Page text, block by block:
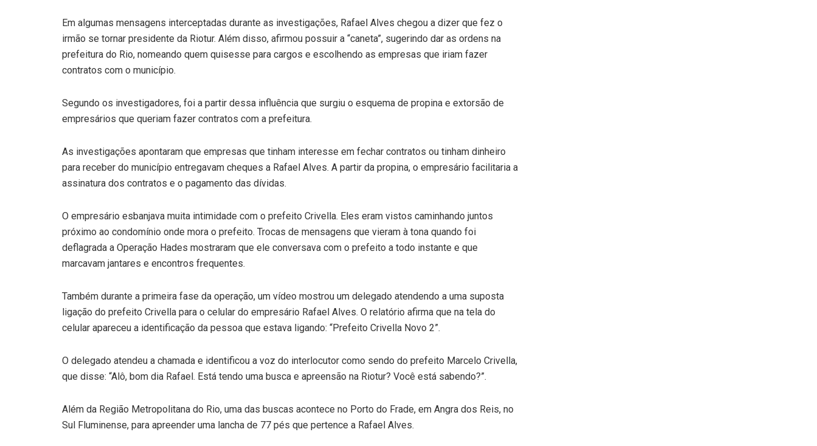
Em algumas mensagens interceptadas durante as investigações, Rafael Alves chegou a dizer que fez o
irmão se tornar presidente da Riotur. Além disso, afirmou possuir a “caneta”, sugerindo dar as ordens na
prefeitura do Rio, nomeando quem quisesse para cargos e escolhendo as empresas que iriam fazer
contratos com o município.
Segundo os investigadores, foi a partir dessa influência que surgiu o esquema de propina e extorsão de
empresários que queriam fazer contratos com a prefeitura.
As investigações apontaram que empresas que tinham interesse em fechar contratos ou tinham dinheiro
para receber do município entregavam cheques a Rafael Alves. A partir da propina, o empresário facilitaria a
assinatura dos contratos e o pagamento das dívidas.
O empresário esbanjava muita intimidade com o prefeito Crivella. Eles eram vistos caminhando juntos
próximo ao condomínio onde mora o prefeito. Trocas de mensagens que vieram à tona quando foi
deflagrada a Operação Hades mostraram que ele conversava com o prefeito a todo instante e que
marcavam jantares e encontros frequentes.
Também durante a primeira fase da operação, um vídeo mostrou um delegado atendendo a uma suposta
ligação do prefeito Crivella para o celular do empresário Rafael Alves. O relatório afirma que na tela do
celular apareceu a identificação da pessoa que estava ligando: “Prefeito Crivella Novo 2”.
O delegado atendeu a chamada e identificou a voz do interlocutor como sendo do prefeito Marcelo Crivella,
que disse: “Alô, bom dia Rafael. Está tendo uma busca e apreensão na Riotur? Você está sabendo?”.
Além da Região Metropolitana do Rio, uma das buscas acontece no Porto do Frade, em Angra dos Reis, no
Sul Fluminense, para apreender uma lancha de 77 pés que pertence a Rafael Alves.